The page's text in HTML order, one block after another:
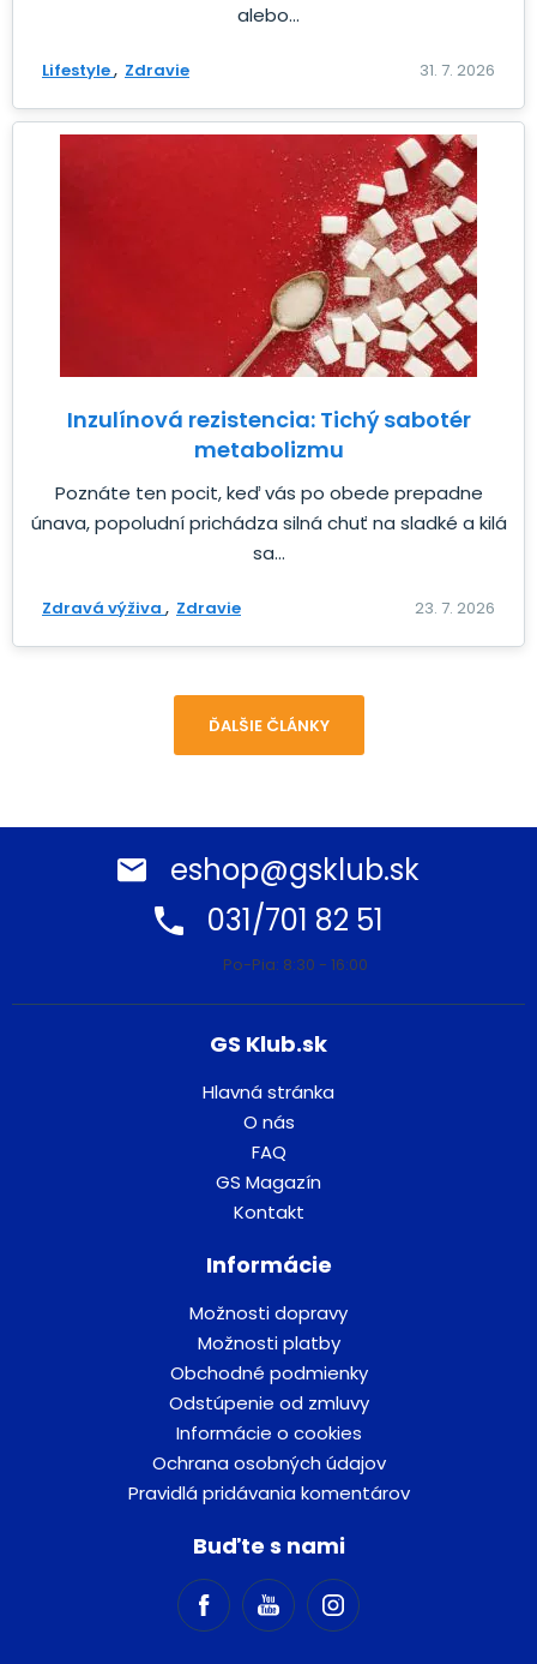
alebo...
Lifestyle Zdravie 31. 7. 2026
Inzulínová rezistencia: Tichý sabotér
metabolizmu
Poznáte ten pocit, keď vás po obede prepadne
únava, popoludní prichádza silná chuť na sladké a kilá
sa...
Zdravá výživa Zdravie 23. 7. 2026
ĎALŠIE ČLÁNKY
eshop@gsklub.sk
031/701 82 51
Po-Pia: 8:30 - 16:00
GS Klub.sk
Hlavná stránka
O nás
FAQ
GS Magazín
Kontakt
Informácie
Možnosti dopravy
Možnosti platby
Obchodné podmienky
Odstúpenie od zmluvy
Informácie o cookies
Ochrana osobných údajov
Pravidlá pridávania komentárov
Buďte s nami